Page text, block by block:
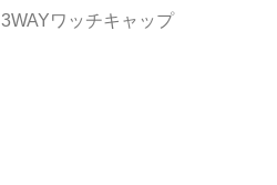
3WAYワッチキャップ